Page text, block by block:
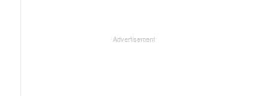
Advertisement